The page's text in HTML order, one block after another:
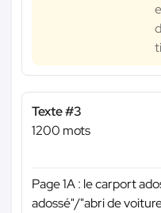
Texte #3
1200 mots
Page 1A : le carport
adossé"/"abri de